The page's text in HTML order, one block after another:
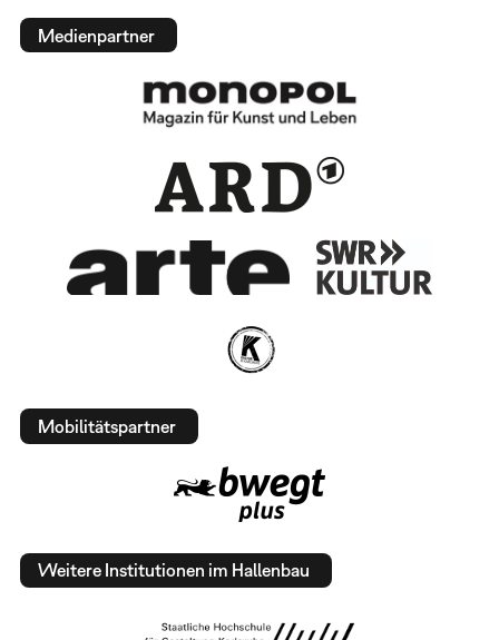
Medienpartner
Mobilitätspartner
Weitere Institutionen im Hallenbau